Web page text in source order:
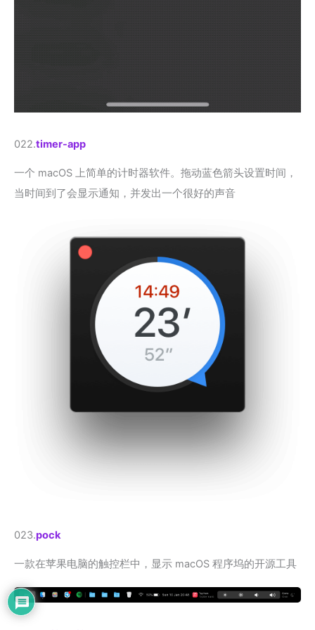
022.timer-app
一个 macOS 上简单的计时器软件。拖动蓝色箭头设置时间，
当时间到了会显示通知，并发出一个很好的声音
023.pock
一款在苹果电脑的触控栏中，显示 macOS 程序坞的开源工具